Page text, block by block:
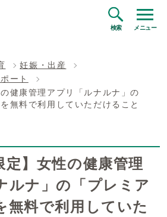
検索 メニュー
妊娠・出産
ート
健康管理アプリ「ルナルナ」の
無料で利用していただけること
定】女性の健康管理
ルナ」の「プレミア
無料で利用していた